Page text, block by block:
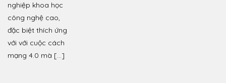
nghiệp khoa học
công nghệ cao,
đặc biệt thích ứng
với với cuộc cách
mạng 4.0 mà […]